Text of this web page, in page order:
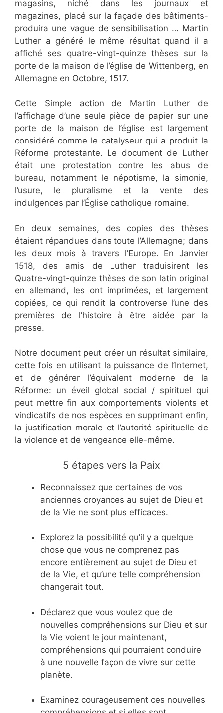
magasins, niché dans les journaux et
magazines, placé sur la façade des bâtiments-
produira une vague de sensibilisation … Martin
Luther a généré le même résultat quand il a
affiché ses quatre-vingt-quinze thèses sur la
porte de la maison de l’église de Wittenberg, en
Allemagne en Octobre, 1517.
Cette Simple action de Martin Luther de
l’affichage d’une seule pièce de papier sur une
porte de la maison de l’église est largement
considéré comme le catalyseur qui a produit la
Réforme protestante. Le document de Luther
était une protestation contre les abus de
bureau, notamment le népotisme, la simonie,
l’usure, le pluralisme et la vente des
indulgences par l’Église catholique romaine.
En deux semaines, des copies des thèses
étaient répandues dans toute l’Allemagne; dans
les deux mois à travers l’Europe. En Janvier
1518, des amis de Luther traduisirent les
Quatre-vingt-quinze thèses de son latin original
en allemand, les ont imprimées, et largement
copiées, ce qui rendit la controverse l’une des
premières de l’histoire à être aidée par la
presse.
Notre document peut créer un résultat similaire,
cette fois en utilisant la puissance de l’Internet,
et de générer l’équivalent moderne de la
Réforme: un éveil global social / spirituel qui
peut mettre fin aux comportements violents et
vindicatifs de nos espèces en supprimant enfin,
la justification morale et l’autorité spirituelle de
la violence et de vengeance elle-même.
5 étapes vers la Paix
Reconnaissez que certaines de vos
anciennes croyances au sujet de Dieu et
de la Vie ne sont plus efficaces.
Explorez la possibilité qu’il y a quelque
chose que vous ne comprenez pas
encore entièrement au sujet de Dieu et
de la Vie, et qu’une telle compréhension
changerait tout.
Déclarez que vous voulez que de
nouvelles compréhensions sur Dieu et sur
la Vie voient le jour maintenant,
compréhensions qui pourraient conduire
à une nouvelle façon de vivre sur cette
planète.
Examinez courageusement ces nouvelles